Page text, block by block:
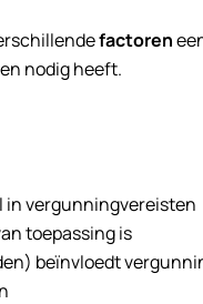
factoren
nodig heeft.
in vergunningvereisten
toepassing is
beïnvloedt